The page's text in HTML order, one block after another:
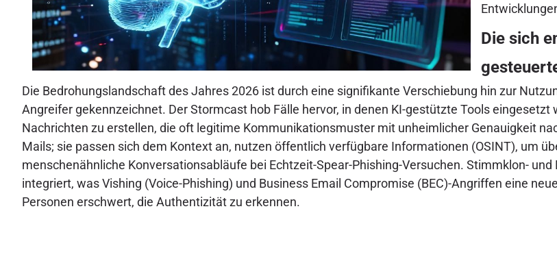
Die sich
Die Bedrohungslandschaft des Jahres 2026 ist durch eine signifikante Verschiebung hin zur
Angreifer gekennzeichnet. Der Stormcast hob Fälle hervor, in denen KI-gestützte Tools
Nachrichten zu erstellen, die oft legitime Kommunikationsmuster mit unheimlicher Genauigkeit
Mails; sie passen sich dem Kontext an, nutzen öffentlich verfügbare Informationen (OSINT), um
menschenähnliche Konversationsabläufe bei Echtzeit-Spear-Phishing-Versuchen. Stimmklon-
integriert, was Vishing (Voice-Phishing) und Business Email Compromise (BEC)-Angriffen eine
Personen erschwert, die Authentizität zu erkennen.